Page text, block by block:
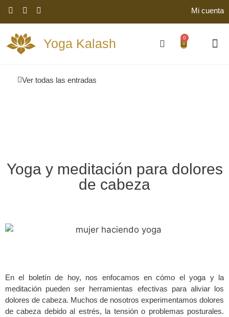
Mi cuenta
Yoga Kalash 0
Ver todas las entradas
Yoga y meditación para dolores
de cabeza
En el boletín de hoy, nos enfocamos en cómo el yoga y la
meditación pueden ser herramientas efectivas para aliviar los
dolores de cabeza. Muchos de nosotros experimentamos dolores
de cabeza debido al estrés, la tensión o problemas posturales.